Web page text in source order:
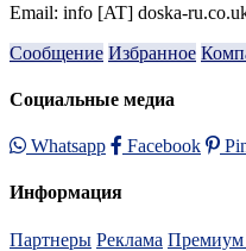
Email: info [AT] doska-
Сообщение Избранное
Социальные медиа
Whatsapp Facebook
Информация
Партнеры Реклама Премиум